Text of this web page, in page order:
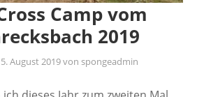
Camp vom
2019
5. August 2019von spongeadmin